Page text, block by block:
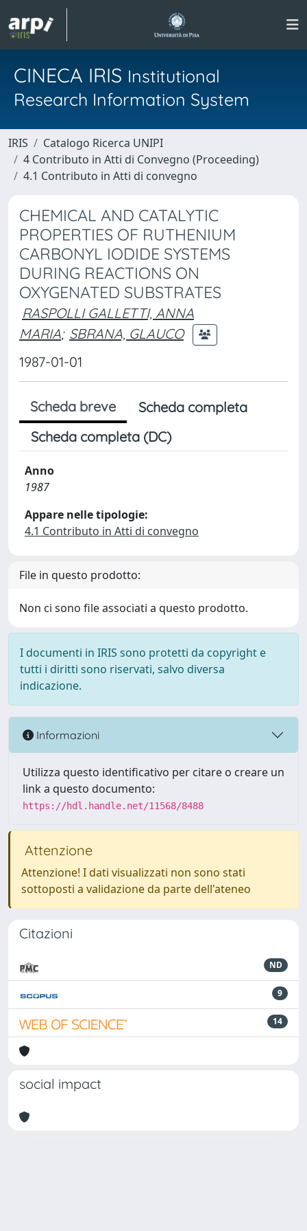
CINECA IRIS Institutional
Research Information System
IRIS
Catalogo Ricerca UNIPI
4 Contributo in Atti di Convegno (Proceeding)
4.1 Contributo in Atti di convegno
CHEMICAL AND CATALYTIC
PROPERTIES OF RUTHENIUM
CARBONYL IODIDE SYSTEMS
DURING REACTIONS ON
OXYGENATED SUBSTRATES
RASPOLLI GALLETTI, ANNA
MARIA; SBRANA, GLAUCO
1987-01-01
Scheda breve
Scheda completa
Scheda completa (DC)
Anno
1987
Appare nelle tipologie:
4.1 Contributo in Atti di convegno
File in questo prodotto:
Non ci sono file associati a questo prodotto.
I documenti in IRIS sono protetti da copyright e
tutti i diritti sono riservati, salvo diversa
indicazione.
Informazioni
Utilizza questo identificativo per citare o creare un
link a questo documento:
https://hdl.handle.net/11568/8488
Attenzione
Attenzione! I dati visualizzati non sono stati
sottoposti a validazione da parte dell'ateneo
Citazioni
ND
9
14
social impact